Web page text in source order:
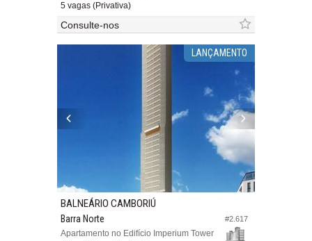
5 vagas (Privativa)
Consulte-nos
LANÇAMENTO
#2.617
BALNEÁRIO CAMBORIÚ
Barra Norte
Apartamento no Edifício Imperium Tower